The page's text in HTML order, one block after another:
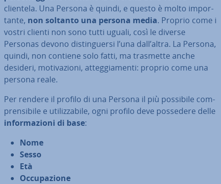
clientela. Una Persona è quindi, e questo è molto im­por­
tan­te, non soltanto una persona media. Proprio come i
vostri clienti non sono tutti uguali, così le diverse
Personas devono di­stin­guer­si l’una dall’altra. La Persona,
quindi, non contiene solo fatti, ma trasmette anche
desideri, mo­ti­va­zio­ni, at­teg­gia­men­ti: proprio come una
persona reale.
Per rendere il profilo di una Persona il più possibile com­
pren­si­bi­le e uti­liz­za­bi­le, ogni profilo deve possedere delle
in­for­ma­zio­ni di base:
Nome
Sesso
Età
Oc­cu­pa­zio­ne